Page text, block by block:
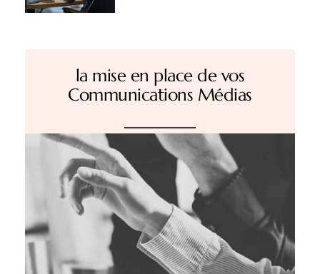
la mise en place de vos
Communications Médias